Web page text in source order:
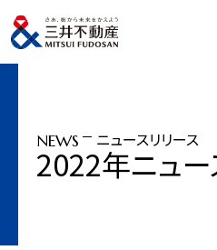
トップページ ニュースリリース
三井不動産 × ミクシィ「（仮称）LaLa
NEWS ニュースリリース
2022年ニュー